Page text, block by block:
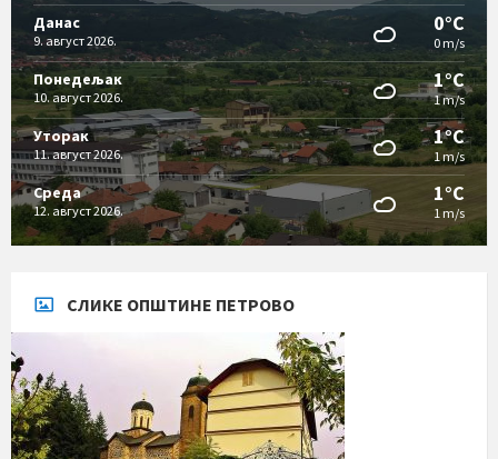
Данас
9. август 2026.
0°C
0 m/s
Понедељак
10. август 2026.
1°C
1 m/s
Уторак
11. август 2026.
1°C
1 m/s
Cреда
12. август 2026.
1°C
1 m/s
СЛИКЕ ОПШТИНЕ ПЕТРОВО